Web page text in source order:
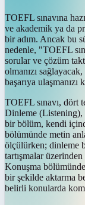
TOEFL sınavına
ve akademik ya da
bir adım. Ancak bu
nedenle, "TOEFL
sorular ve çözüm
olmanızı sağlayacak,
başarıya
TOEFL sınavı, dört
Dinleme (Listening),
bir bölüm, kendi
bölümünde metin
ölçülürken; dinleme
tartışmalar
Konuşma
bir şekilde aktarma
belirli konularda